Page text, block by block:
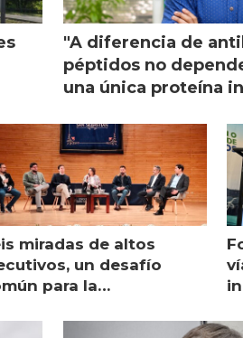
"A diferencia de
péptidos no
una única proteína
miradas de altos
un desafío
para la